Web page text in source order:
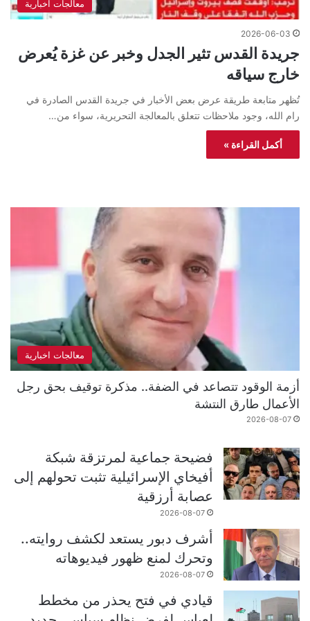
معالجات اخبارية
2026-06-03
جريدة القدس تثير الجدل وخبر عن غزة يُعرض
خارج سياقه
تُظهر متابعة طريقة عرض بعض الأخبار في جريدة القدس الصادرة في
رام الله، وجود ملاحظات تتعلق بالمعالجة التحريرية، سواء من…
أكمل القراءة »
معالجات اخبارية
أزمة الوقود تتصاعد في الضفة.. مذكرة توقيف بحق رجل
الأعمال طارق النتشة
2026-08-07
فضيحة جماعية لمرتزقة شبكة
أفيخاي الإسرائيلية تثبت تحولهم إلى
عصابة أرزقية
2026-08-07
أشرف دبور يستعد لكشف روايته..
وتحرك لمنع ظهور فيديوهاته
2026-08-07
قيادي في فتح يحذر من مخطط